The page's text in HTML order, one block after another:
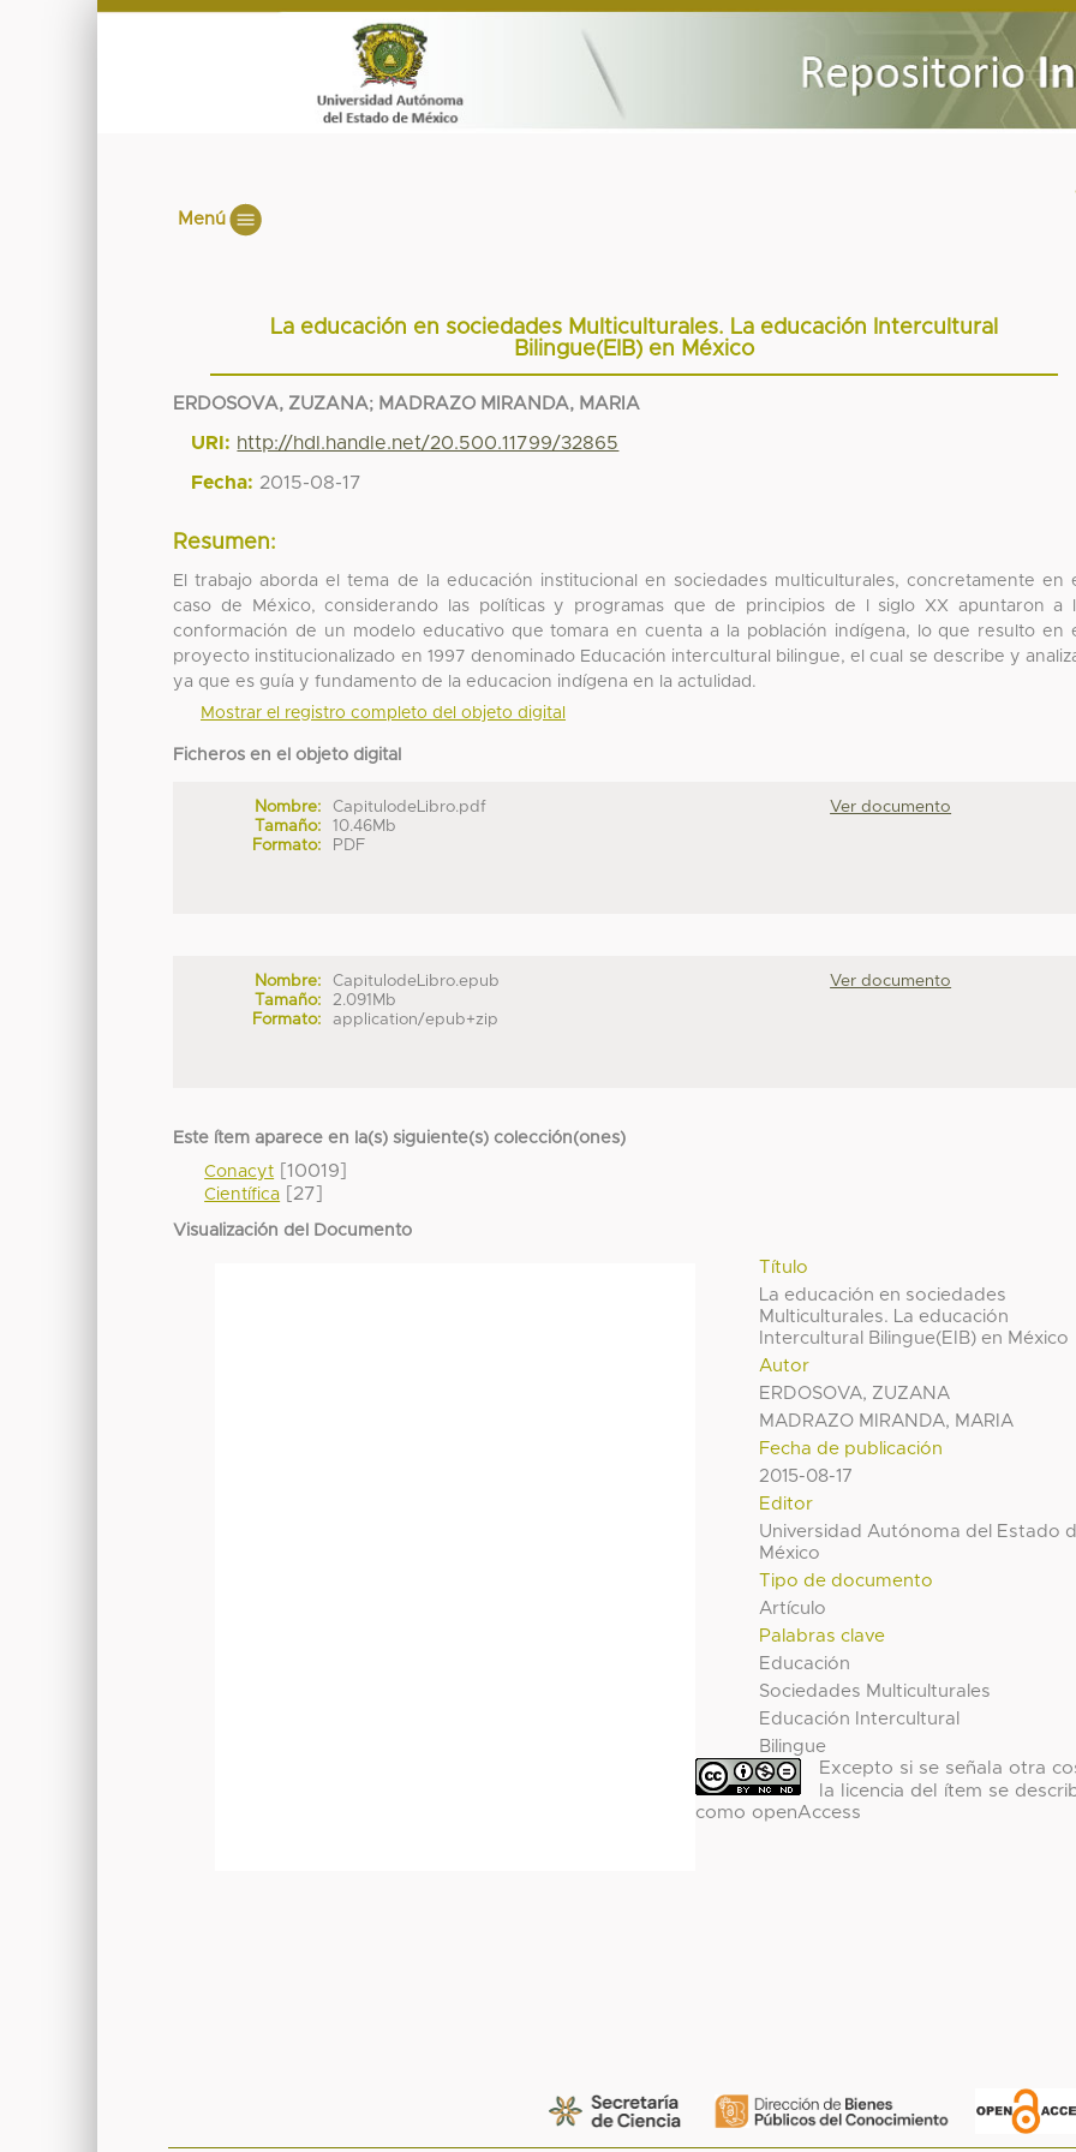
Menú
La educación en sociedades Multiculturales. La educación Intercultural
Bilingue(EIB) en México
ERDOSOVA, ZUZANA; MADRAZO MIRANDA, MARIA
URI: http://hdl.handle.net/20.500.11799/32865
Fecha: 2015-08-17
Resumen:
El trabajo aborda el tema de la educación institucional en sociedades multiculturales, concretamente en
caso de México, considerando las políticas y programas que de principios de l siglo XX apuntaron a
conformación de un modelo educativo que tomara en cuenta a la población indígena, lo que resulto en
proyecto institucionalizado en 1997 denominado Educación intercultural bilingue, el cual se describe y
ya que es guía y fundamento de la educacion indígena en la actulidad.
Mostrar el registro completo del objeto digital
Ficheros en el objeto digital
Nombre:
CapitulodeLibro.pdf
Tamaño:
10.46Mb
Formato:
PDF
Ver documento
Nombre:
CapitulodeLibro.epub
Tamaño:
2.091Mb
Formato:
application/epub+zip
Ver documento
Este ítem aparece en la(s) siguiente(s) colección(ones)
Conacyt [10019]
Científica [27]
Visualización del Documento
Título
La educación en sociedades
Multiculturales. La educación
Intercultural Bilingue(EIB) en México
Autor
ERDOSOVA, ZUZANA
MADRAZO MIRANDA, MARIA
Fecha de publicación
2015-08-17
Editor
Universidad Autónoma del Estado
México
Tipo de documento
Artículo
Palabras clave
Educación
Sociedades Multiculturales
Educación Intercultural
Bilingue
Excepto si se señala otra
la licencia del ítem se
como openAccess